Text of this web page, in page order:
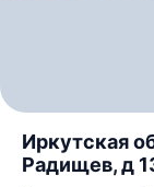
Иркутская
Радищев, д